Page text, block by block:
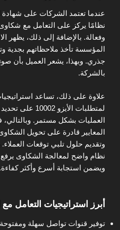
نظامًا يركز على التعامل مع
وفعالة. بالإضافة إلى ذلك، يظهر
المؤسسة تأخذ ملاحظاتهم
جذري. وبهذا، يشعر العميل بأن
بالشركة.
علاوة على ذلك، تساعد
لمتطلبات
العمليات بشكل مستمر.
المعايير قادرة على تحويل
وتقديم حلول تلبي توقعات
نظام واضح لمعالجة الشكاوى
ويضمن استجابة أسرع وأكثر كفاءة.
أبرز استراتيجيات التعامل
توفير قنوات تواصل سهلة